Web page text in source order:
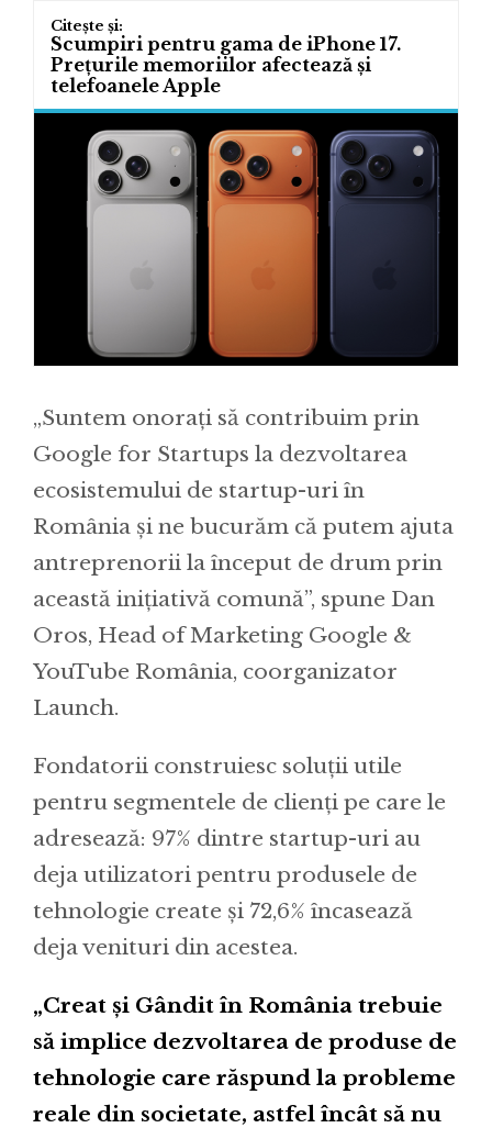
Scumpiri pentru gama de iPhone 17.
Prețurile memoriilor afectează și
telefoanele Apple
„Suntem onorați să contribuim prin
Google for Startups la dezvoltarea
ecosistemului de startup-uri în
România și ne bucurăm că putem ajuta
antreprenorii la început de drum prin
această inițiativă comună”, spune Dan
Oros, Head of Marketing Google &
YouTube România, coorganizator
Launch.
Fondatorii construiesc soluții utile
pentru segmentele de clienți pe care le
adresează: 97% dintre startup-uri au
deja utilizatori pentru produsele de
tehnologie create și 72,6% încasează
deja venituri din acestea.
„Creat și Gândit în România trebuie
să implice dezvoltarea de produse de
tehnologie care răspund la probleme
reale din societate, astfel încât să nu